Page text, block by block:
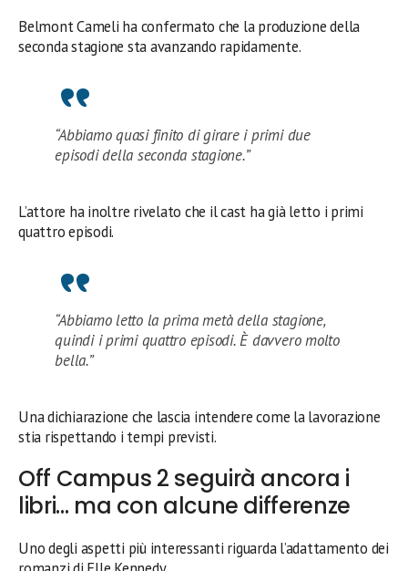
Belmont Cameli ha confermato che la produzione della
seconda stagione sta avanzando rapidamente.
“Abbiamo quasi finito di girare i primi due
episodi della seconda stagione.”
L’attore ha inoltre rivelato che il cast ha già letto i primi
quattro episodi.
“Abbiamo letto la prima metà della stagione,
quindi i primi quattro episodi. È davvero molto
bella.”
Una dichiarazione che lascia intendere come la lavorazione
stia rispettando i tempi previsti.
Off Campus 2 seguirà ancora i
libri… ma con alcune differenze
Uno degli aspetti più interessanti riguarda l’adattamento dei